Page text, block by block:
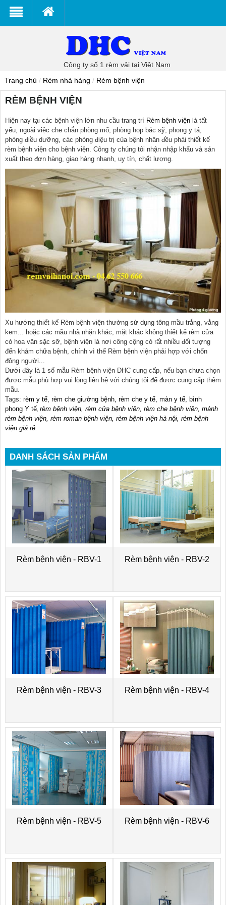
Công ty số 1 rèm vải tại Việt Nam
Trang chủ / Rèm nhà hàng / Rèm bệnh viện
RÈM BỆNH VIỆN
Hiện nay tại các bệnh viện lớn nhu cầu trang trí Rèm bệnh viện là tất
yếu, ngoài việc che chắn phòng mổ, phòng họp bác sỹ, phong y tá,
phòng điều dưỡng, các phòng điệu trị của bệnh nhân đều phải thiết kế
rèm bệnh viện cho bệnh viện. Công ty chúng tôi nhận nhập khẩu và sản
xuất theo đơn hàng, giao hàng nhanh, uy tín, chất lượng.
Xu hướng thiết kế Rèm bệnh viện thường sử dụng tông mầu trắng, vằng
kem... hoặc các mầu nhã nhặn khác, mặt khác không thiết kế rèm cửa
có hoa văn sặc sỡ, bệnh viện là nơi công cộng có rất nhiều đối tượng
đến khám chữa bệnh, chính vì thế Rèm bệnh viện phải hợp với chốn
đông người...
Dưới đây là 1 số mẫu Rèm bệnh viện DHC cung cấp, nếu bạn chưa chọn
được mẫu phù hợp vui lòng liên hệ với chúng tôi để được cung cấp thêm
mẫu.
Tags: rèm y tế, rèm che giường bệnh, rèm che y tế, màn y tế, bình
phong Y tế rèm bệnh viện, rèm cửa bệnh viện, rèm che bệnh viện, mành
rèm bệnh viện, rèm roman bệnh viện, rèm bệnh viện hà nội, rèm bệnh
viện giá rẻ
DANH SÁCH SẢN PHẨM
Rèm bệnh viện - RBV-1 Rèm bệnh viện - RBV-2
Rèm bệnh viện - RBV-3 Rèm bệnh viện - RBV-4
Rèm bệnh viện - RBV-5 Rèm bệnh viện - RBV-6